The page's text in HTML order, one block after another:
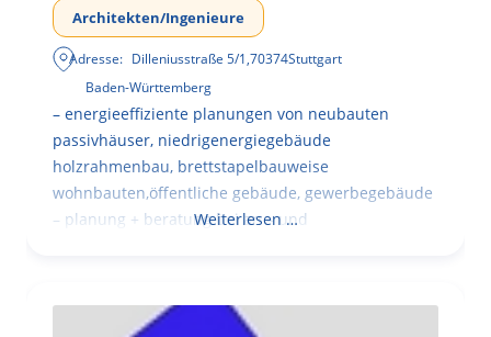
Architekten/Ingenieure
Adresse: Dilleniusstraße 5/1,70374Stuttgart
Baden-Württemberg
– energieeffiziente planungen von neubauten
passivhäuser, niedrigenergiegebäude
holzrahmenbau, brettstapelbauweise
wohnbauten,öffentliche gebäude, gewerbegebäude
– planung + beratung bei an – und
Weiterlesen …